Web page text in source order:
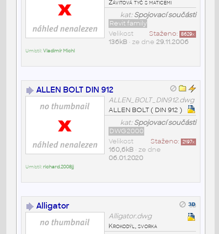
Závitová tyč s maticemi
kat:Spojovací součásti
Revit family
Staženo: 8629x
Velikost
136kB• ze dne 29.11.2006
Umístil:Vladimír Michl
ALLEN BOLT DIN 912
ALLEN_BOLT_DIN912.dwg
ALLEN BOLT ( DIN 912 )
kat:Spojovací součásti
DWG2000
Staženo: 2197x
Velikost
160,6kB• ze dne
06.01.2020
Umístil:richard.2008jj
Alligator
Alligator.dwg
Krokodýl, svorka